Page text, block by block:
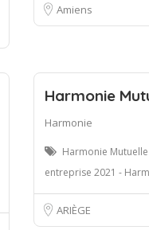
Amiens
Harmonie
Harmonie
Harmonie
entreprise 2021 -
ARIÈGE